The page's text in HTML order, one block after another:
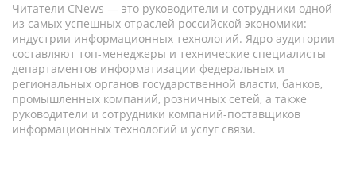
Читатели CNews — это руководители и сотрудники одной
из самых успешных отраслей российской экономики:
индустрии информационных технологий. Ядро аудитории
составляют топ-менеджеры и технические специалисты
департаментов информатизации федеральных и
региональных органов государственной власти, банков,
промышленных компаний, розничных сетей, а также
руководители и сотрудники компаний-поставщиков
информационных технологий и услуг связи.